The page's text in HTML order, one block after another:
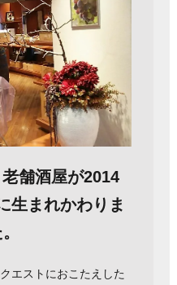
舗酒屋が2014
生まれかわりま
エストにおこたえした